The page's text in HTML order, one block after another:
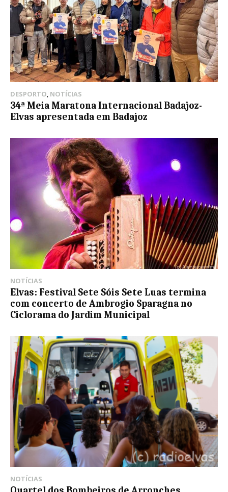
DESPORTO, NOTÍCIAS
34ª Meia Maratona Internacional Badajoz-
Elvas apresentada em Badajoz
NOTÍCIAS
Elvas: Festival Sete Sóis Sete Luas termina
com concerto de Ambrogio Sparagna no
Ciclorama do Jardim Municipal
NOTÍCIAS